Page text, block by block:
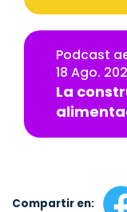
Podcast
18 Ago.
La
Compartir en: